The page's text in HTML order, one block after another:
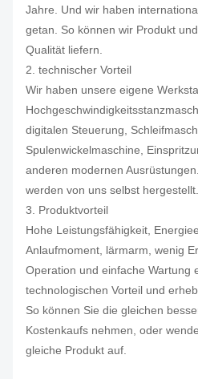
Jahre. Und wir haben
getan. So können wir Produkt
Qualität liefern.
2. technischer Vorteil
Wir haben unsere eigene
digitalen Steuerung,
Spulenwickelmaschine,
anderen modernen
werden von uns selbst hergestellt.
3. Produktvorteil
Hohe Leistungsfähigkeit,
Anlaufmoment, lärmarm, wenig
Operation und einfache Wartung
technologischen Vorteil und
So können Sie die gleichen
Kostenkaufs nehmen, oder
gleiche Produkt auf.